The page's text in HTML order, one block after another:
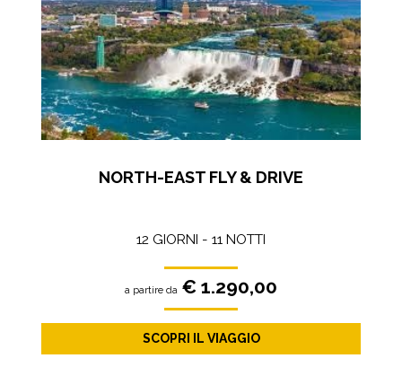
NORTH-EAST FLY & DRIVE
12 GIORNI - 11 NOTTI
a partire da € 1.290,00
SCOPRI IL VIAGGIO